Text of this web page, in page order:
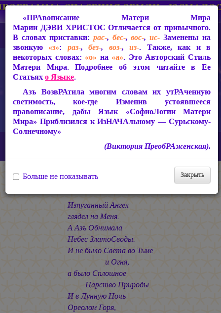
СакРАльная Поэзия Матери Мира
ГРАаль Софии ИЛЛЮЗИЯ
ИЛЛЮЗИЯ
Изпуганный Ангел
глядел на Меня.
А Азъ Обнимала
Небес ЗлатоСводы.
И не было Света во Тьме
и Огня,
а было Сплошное
Царство Природы.
И в Лунную Ночь
Ореолом Горя,
«ПРАвописание Матери Мира
Марии ДЭВИ ХРИСТОС Отличается от привычного.
В словах приставки: рас-, бес-,вос-,ис- Заменены на
звонкую «з»: раз-,без-, воз-,из-. Также, как и в
некоторых словах: «о» на «а». Это Авторский Стиль
Матери Мира. Подробнее об этом читайте в Её
Статьяхо Языке.
Азъ ВозвРАтила многим словам их утРАченную
светимость, кое-где Изменив устоявшееся
правописание, дабы Язык «СофиоЛогии Матери
Мира» Приблизился к ИзНАЧАльному — Сурьскому-
Солнечному»
(Виктория ПреобРАженская).
Закрыть
Больше не показывать